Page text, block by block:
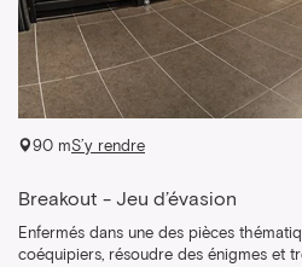
90 mS’y rendre
Breakout - Jeu d’évasion
Enfermés dans une des pièces
coéquipiers, résoudre des énigmes et